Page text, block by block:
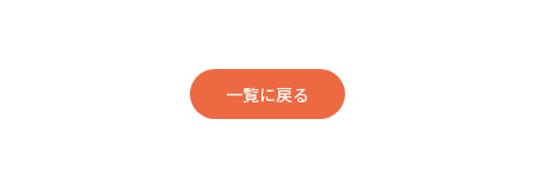
一覧に戻る